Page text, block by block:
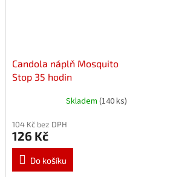
Candola náplň Mosquito
Stop 35 hodin
Skladem (140 ks)
104 Kč bez DPH
126 Kč
Do košíku